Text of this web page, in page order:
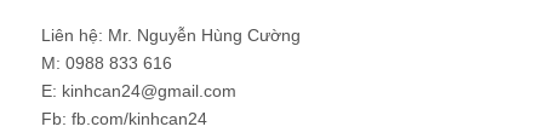
Liên hệ: Mr. Nguyễn Hùng Cường
M: 0988 833 616
E: kinhcan24@gmail.com
Fb: fb.com/kinhcan24